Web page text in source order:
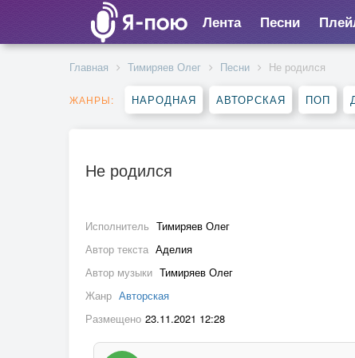
Лента Песни
Главная Тимиряев Олег Песни Не родился
ЖАНРЫ: НАРОДНАЯ АВТОРСКАЯ ПОП
Не родился
Исполнитель Тимиряев Олег
Автор текста Аделия
Автор музыки Тимиряев Олег
Жанр Авторская
Размещено 23.11.2021 12:28